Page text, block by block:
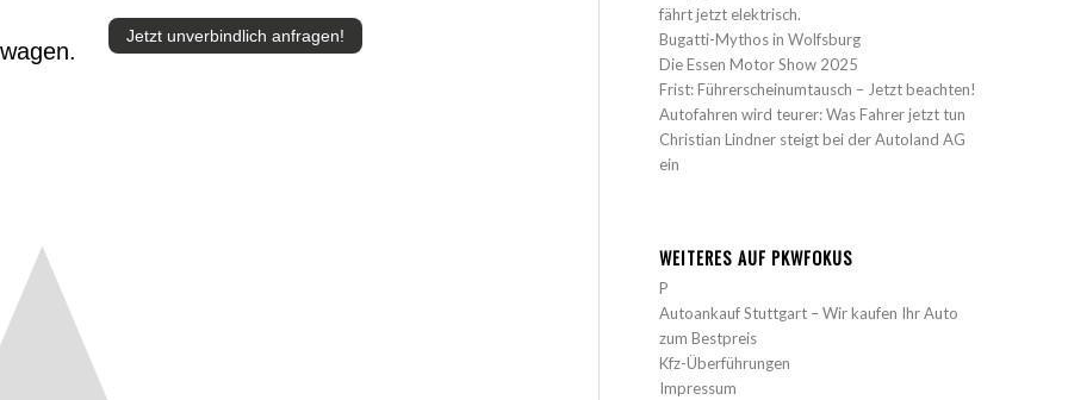
Jetzt unverbindlich anfragen!
fährt jetzt elektrisch.
Bugatti-Mythos in Wolfsburg
Die Essen Motor Show 2025
Frist: Führerscheinumtausch – Jetzt beachten!
Autofahren wird teurer: Was Fahrer jetzt tun
Christian Lindner steigt bei der Autoland AG
ein
WEITERES AUF PKWFOKUS
P
Autoankauf Stuttgart – Wir kaufen Ihr Auto
zum Bestpreis
Kfz-Überführungen
Impressum